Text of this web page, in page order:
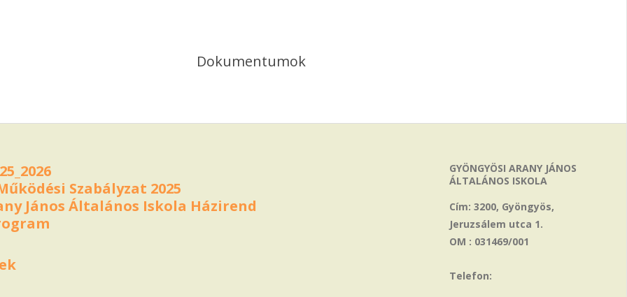
Dokumentumok
Szabályzat 2025
János Általános Iskola Házirend
GYÖNGYÖSI ARANY JÁNOS
ÁLTALÁNOS ISKOLA
Cím: 3200, Gyöngyös,
Jeruzsálem utca 1.
OM : 031469/001
Telefon: